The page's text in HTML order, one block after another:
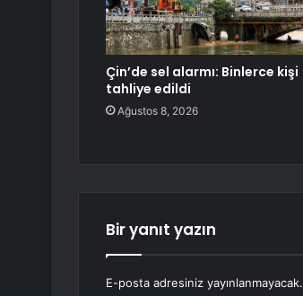
Çin’de sel alarmı: Binlerce kişi
tahliye edildi
Ağustos 8, 2026
Bir yanıt yazın
E-posta adresiniz yayınlanmayacak.